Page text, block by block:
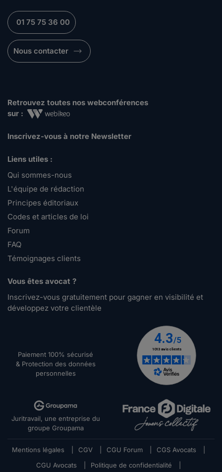
01 75 75 36 00
Nous contacter
Retrouvez toutes nos webconférences
sur :
Inscrivez-vous à notre Newsletter
Liens utiles :
Qui sommes-nous
L'équipe de rédaction
Principes éditoriaux
Codes et articles de loi
Forum
FAQ
Témoignages clients
Vous êtes avocat ?
Inscrivez-vous gratuitement pour gagner en visibilité et
développez votre clientèle
Paiement 100% sécurisé
& Protection des données
personnelles
Juritravail, une entreprise du
groupe Groupama
Mentions légales CGV CGU Forum CGS Avocats
CGU Avocats
Politique de confidentialité